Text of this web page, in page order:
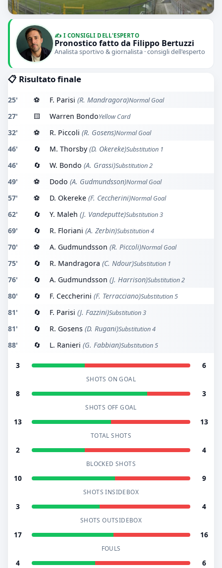
✍️ I CONSIGLI DELL'ESPERTO
Pronostico fatto da Filippo Bertuzzi
Analista sportivo & giornalista · consigli dell'esperto
📋 Risultato finale
25' ⚽ F. Parisi (R. Mandragora)Normal Goal
27' 🟨 Warren BondoYellow Card
32' ⚽ R. Piccoli (R. Gosens)Normal Goal
46' 🔄 M. Thorsby (D. Okereke)Substitution 1
46' 🔄 W. Bondo (A. Grassi)Substitution 2
49' ⚽ Dodo (A. Gudmundsson)Normal Goal
57' ⚽ D. Okereke (F. Ceccherini)Normal Goal
62' 🔄 Y. Maleh (J. Vandeputte)Substitution 3
69' 🔄 R. Floriani (A. Zerbin)Substitution 4
70' ⚽ A. Gudmundsson (R. Piccoli)Normal Goal
75' 🔄 R. Mandragora (C. Ndour)Substitution 1
76' 🔄 A. Gudmundsson (J. Harrison)Substitution 2
80' 🔄 F. Ceccherini (F. Terracciano)Substitution 5
81' 🔄 F. Parisi (J. Fazzini)Substitution 3
81' 🔄 R. Gosens (D. Rugani)Substitution 4
88' 🔄 L. Ranieri (G. Fabbian)Substitution 5
3 6
SHOTS ON GOAL
8 3
SHOTS OFF GOAL
13 13
TOTAL SHOTS
2 4
BLOCKED SHOTS
10 9
SHOTS INSIDEBOX
3 4
SHOTS OUTSIDEBOX
17 16
FOULS
4 6